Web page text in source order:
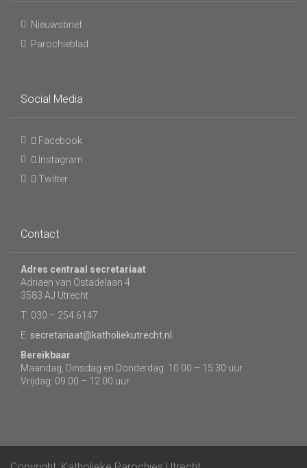
Nieuwsbrief
Parochieblad
Social Media
Facebook
Instagram
Twitter
Contact
Adres centraal secretariaat
Adriaen van Ostadelaan 4
3583 AJ Utrecht
T: 030 – 254 6147
E: secretariaat@katholiekutrecht.nl
Bereikbaar
Maandag, Dinsdag en Donderdag: 10.00 – 15.30 uur
Vrijdag: 09.00 – 12.00 uur